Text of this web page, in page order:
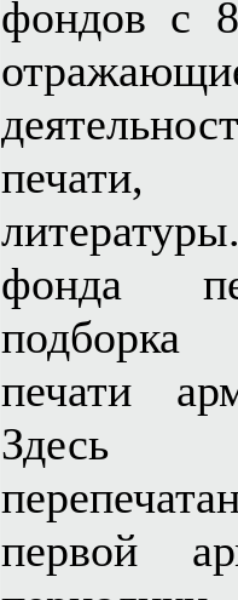
фондов с
фонда
печати
первой